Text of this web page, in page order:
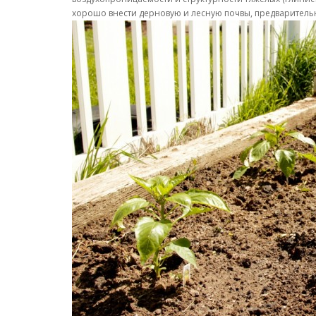
хорошо внести дерновую и лесную почвы,